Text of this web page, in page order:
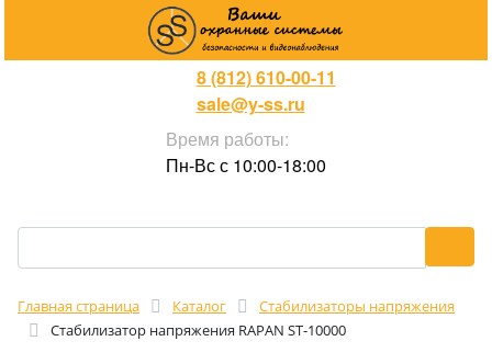
8 (812) 610-00-11
sale@y-ss.ru
Время работы:
Пн-Вс с 10:00-18:00
Главная страница Каталог
Стабилизаторы напряжения
Cтабилизатор напряжения RAPAN ST-10000